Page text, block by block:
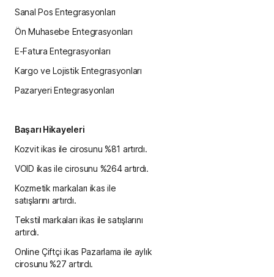
Sanal Pos Entegrasyonları
Ön Muhasebe Entegrasyonları
E-Fatura Entegrasyonları
Kargo ve Lojistik Entegrasyonları
Pazaryeri Entegrasyonları
Başarı Hikayeleri
Kozvit ikas ile cirosunu %81 artırdı.
VOID ikas ile cirosunu %264 artırdı.
Kozmetik markaları ikas ile
satışlarını artırdı.
Tekstil markaları ikas ile satışlarını
artırdı.
Online Çiftçi ikas Pazarlama ile aylık
cirosunu %27 artırdı.